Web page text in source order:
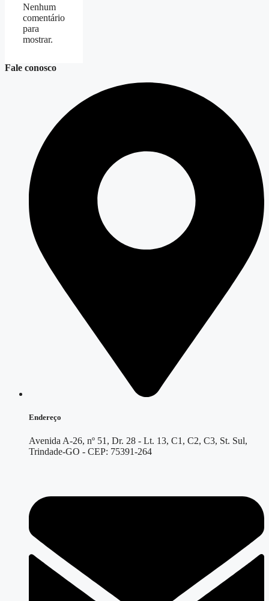
Nenhum
comentário
para
mostrar.
Fale conosco
Endereço
Avenida A-26, nº 51, Dr. 28 - Lt. 13, C1, C2, C3, St. Sul,
Trindade-GO - CEP: 75391-264